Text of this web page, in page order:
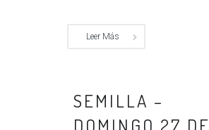
Leer Más
SEMILLA –
DOMINGO 27 DE